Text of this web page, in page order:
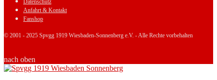
Datenschutz
Anfahrt & Kontakt
Fanshop
© 2001 - 2025 Spvgg 1919 Wiesbaden-Sonnenberg e.V. - Alle Rechte vorbehalten
nach oben